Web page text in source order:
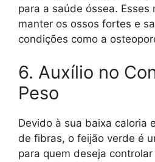
para a saúde óssea.
manter os ossos fortes e
condições como a
6. Auxílio no
Peso
Devido à sua baixa caloria
de fibras, o feijão verde é
para quem deseja